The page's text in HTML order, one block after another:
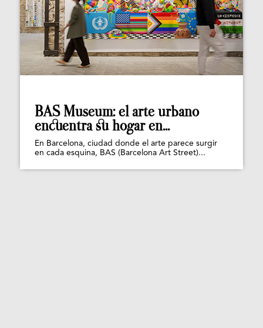
BAS Museum: el arte urbano
encuentra su hogar en...
En Barcelona, ciudad donde el arte parece surgir
en cada esquina, BAS (Barcelona Art Street)...